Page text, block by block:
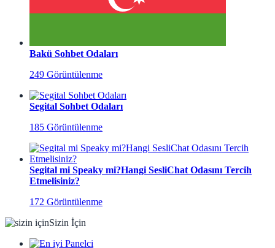
Bakü Sohbet Odaları
249 Görüntülenme
Segital Sohbet Odaları
185 Görüntülenme
Segital mi Speaky mi?Hangi SesliChat Odasını Tercih
Etmelisiniz?
172 Görüntülenme
Sizin İçin